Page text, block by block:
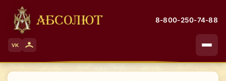
АБСОЛЮТ 8-800-250-74-88
VK